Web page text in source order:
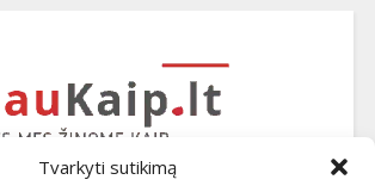
Tvarkyti sutikimą